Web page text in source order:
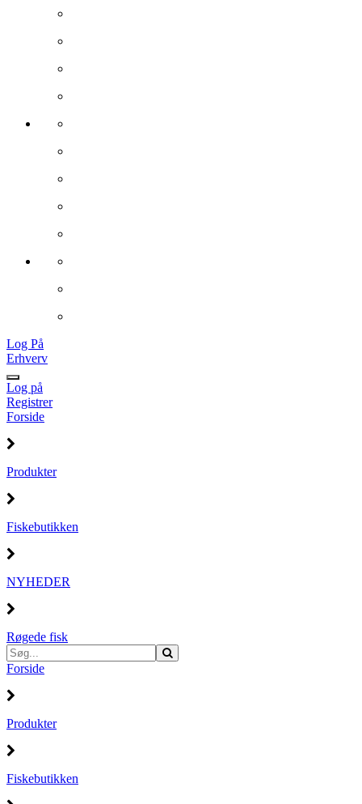
Log På
Erhverv
Log på
Registrer
Forside
Produkter
Fiskebutikken
NYHEDER
Røgede fisk
Forside
Produkter
Fiskebutikken